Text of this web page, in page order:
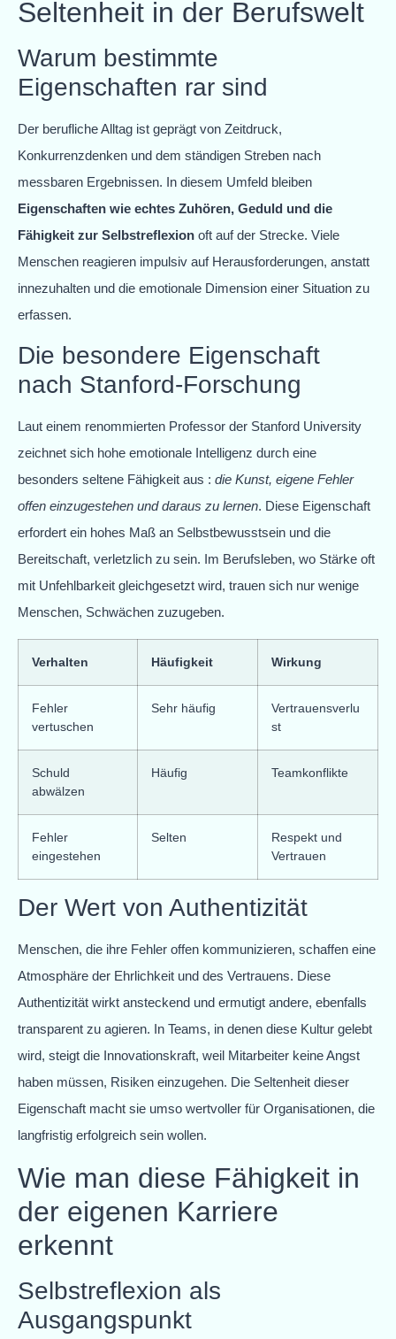
Seltenheit in der Berufswelt
Warum bestimmte
Eigenschaften rar sind
Der berufliche Alltag ist geprägt von Zeitdruck,
Konkurrenzdenken und dem ständigen Streben nach
messbaren Ergebnissen. In diesem Umfeld bleiben
Eigenschaften wie echtes Zuhören, Geduld und die
Fähigkeit zur Selbstreflexion oft auf der Strecke. Viele
Menschen reagieren impulsiv auf Herausforderungen, anstatt
innezuhalten und die emotionale Dimension einer Situation zu
erfassen.
Die besondere Eigenschaft
nach Stanford-Forschung
Laut einem renommierten Professor der Stanford University
zeichnet sich hohe emotionale Intelligenz durch eine
besonders seltene Fähigkeit aus : die Kunst, eigene Fehler
offen einzugestehen und daraus zu lernen. Diese Eigenschaft
erfordert ein hohes Maß an Selbstbewusstsein und die
Bereitschaft, verletzlich zu sein. Im Berufsleben, wo Stärke oft
mit Unfehlbarkeit gleichgesetzt wird, trauen sich nur wenige
Menschen, Schwächen zuzugeben.
Verhalten Häufigkeit Wirkung
Fehler
vertuschen
Sehr häufig
Vertrauensverlu
st
Schuld
abwälzen
Häufig Teamkonflikte
Fehler
eingestehen
Selten
Respekt und
Vertrauen
Der Wert von Authentizität
Menschen, die ihre Fehler offen kommunizieren, schaffen eine
Atmosphäre der Ehrlichkeit und des Vertrauens. Diese
Authentizität wirkt ansteckend und ermutigt andere, ebenfalls
transparent zu agieren. In Teams, in denen diese Kultur gelebt
wird, steigt die Innovationskraft, weil Mitarbeiter keine Angst
haben müssen, Risiken einzugehen. Die Seltenheit dieser
Eigenschaft macht sie umso wertvoller für Organisationen, die
langfristig erfolgreich sein wollen.
Wie man diese Fähigkeit in
der eigenen Karriere
erkennt
Selbstreflexion als
Ausgangspunkt